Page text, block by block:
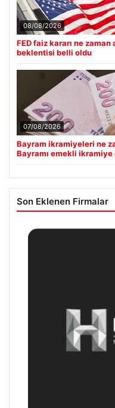
08/08/2026
FED faiz kararı ne
beklentisi belli oldu
07/08/2026
Bayram ikramiyeleri ne
Bayramı emekli ikramiye
Son Eklenen Firmalar